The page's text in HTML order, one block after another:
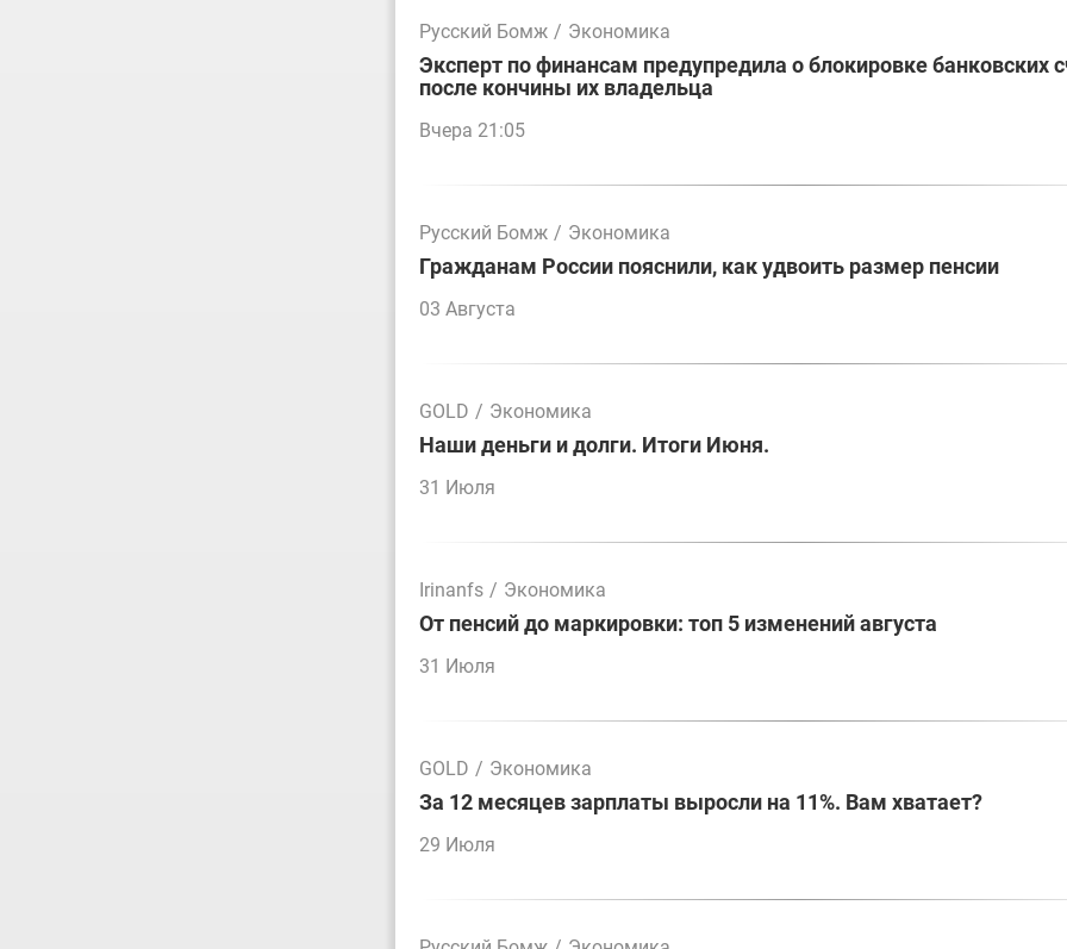
Русский Бомж / Экономика
Эксперт по финансам предупредила о блокировке банковских
после кончины их владельца
Вчера 21:05
Русский Бомж / Экономика
Гражданам России пояснили, как удвоить размер пенсии
03 Августа
GOLD / Экономика
Наши деньги и долги. Итоги Июня.
31 Июля
Irinanfs / Экономика
От пенсий до маркировки: топ 5 изменений августа
31 Июля
GOLD / Экономика
За 12 месяцев зарплаты выросли на 11%. Вам хватает?
29 Июля